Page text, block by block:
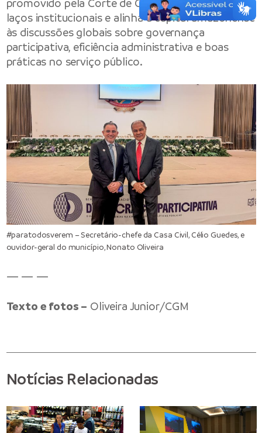
promovido pela Corte de Contas estreita os
laços institucionais e alinha a capital amazonense
às discussões globais sobre governança
participativa, eficiência administrativa e boas
práticas no serviço público.
#paratodosverem – Secretário-chefe da Casa Civil, Célio Guedes, e
ouvidor-geral do município, Nonato Oliveira
— — —
Texto e fotos – Oliveira Junior/CGM
Notícias Relacionadas